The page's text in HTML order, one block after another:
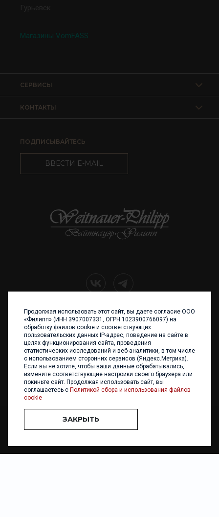
Гурьевск
Магазины VomFASS
КОНТАКТЫ
СЕРВИСЫ
ПОДПИСЫВАЙТЕСЬ
ВВЕСТИ E-MAIL
+7 (4012) 960 898
236017 Калининград,
ул. Каштановая аллея, 47
Телефон: +7 4012 960 898,
+7 4012 960 856
Написать нам
ООО «ФИЛИПП» © 2013 - 2026. Все права защищены
Разработка и
Продолжая использовать этот сайт, вы даете согласие ООО
«Филипп» (ИНН 3907007331, ОГРН 1023900766097) на
обработку файлов cookie и соответствующих
пользовательских данных IP-адрес, поведение на сайте в
целях функционирования сайта, проведения
статистических исследований и веб-аналитики, в том числе
с использованием сторонних сервисов (Яндекс.Метрика).
Если вы не хотите, чтобы ваши данные обрабатывались,
измените соответствующие настройки своего браузера или
покиньте сайт. Продолжая использовать сайт, вы
соглашаетесь с Политикой сбора и использования файлов
cookie
ЗАКРЫТЬ